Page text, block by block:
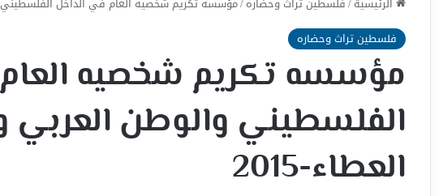
فلسطين تراث وحضاره
مؤسسه تكريم شخصيه
الفلسطيني والوطن
العطاء-2015